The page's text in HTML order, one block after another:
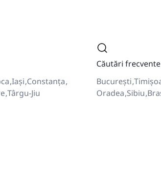
IașiConstanța
Târgu-Jiu
Căutări frecvente
București
OradeaSibiu